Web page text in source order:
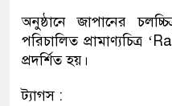
অনুষ্ঠানে জাপানের
পরিচালিত প্রামাণ্যচিত্র
প্রদর্শিত হয়।
ট্যাগস :